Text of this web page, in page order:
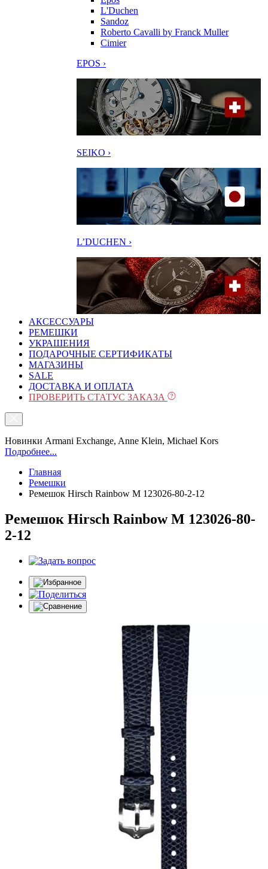
L'Duchen
Sandoz
Roberto Cavalli by Franck Muller
Cimier
EPOS ›
SEIKO ›
L’DUCHEN ›
АКСЕССУАРЫ
РЕМЕШКИ
УКРАШЕНИЯ
ПОДАРОЧНЫЕ СЕРТИФИКАТЫ
МАГАЗИНЫ
SALE
ДОСТАВКА И ОПЛАТА
ПРОВЕРИТЬ СТАТУС ЗАКАЗА
Новинки Armani Exchange, Anne Klein, Michael Kors
Подробнее...
Главная
Ремешки
Ремешок Hirsch Rainbow M 123026-80-2-12
Ремешок Hirsch Rainbow M 123026-80-
2-12